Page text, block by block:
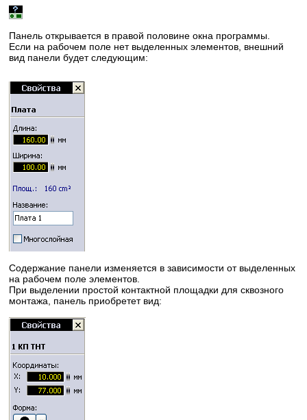
Панель открывается в правой половине окна программы.
Если на рабочем поле нет выделенных элементов, внешний
вид панели будет следующим:
Содержание панели изменяется в зависимости от выделенных
на рабочем поле элементов.
При выделении простой контактной площадки для сквозного
монтажа, панель приобретет вид: